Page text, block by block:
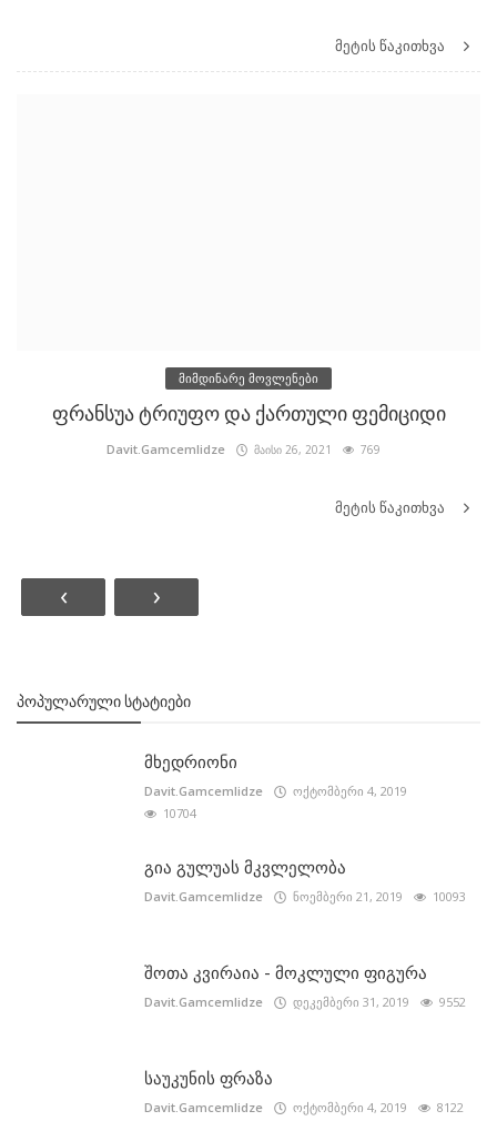
მეტის წაკითხვა
მიმდინარე მოვლენები
ფრანსუა ტრიუფო და ქართული ფემიციდი
Davit.Gamcemlidze მაისი 26, 2021 769
მეტის წაკითხვა
‹ ›
ᲞᲝᲞᲣᲚᲐᲠᲣᲚᲘ ᲡᲢᲐᲢᲘᲔᲑᲘ
მხედრიონი
Davit.Gamcemlidze
ოქტომბერი 4, 2019
10704
გია გულუას მკვლელობა
Davit.Gamcemlidze ნოემბერი 21, 2019 10093
შოთა კვირაია - მოკლული ფიგურა
Davit.Gamcemlidze დეკემბერი 31, 2019 9552
საუკუნის ფრაზა
Davit.Gamcemlidze ოქტომბერი 4, 2019 8122